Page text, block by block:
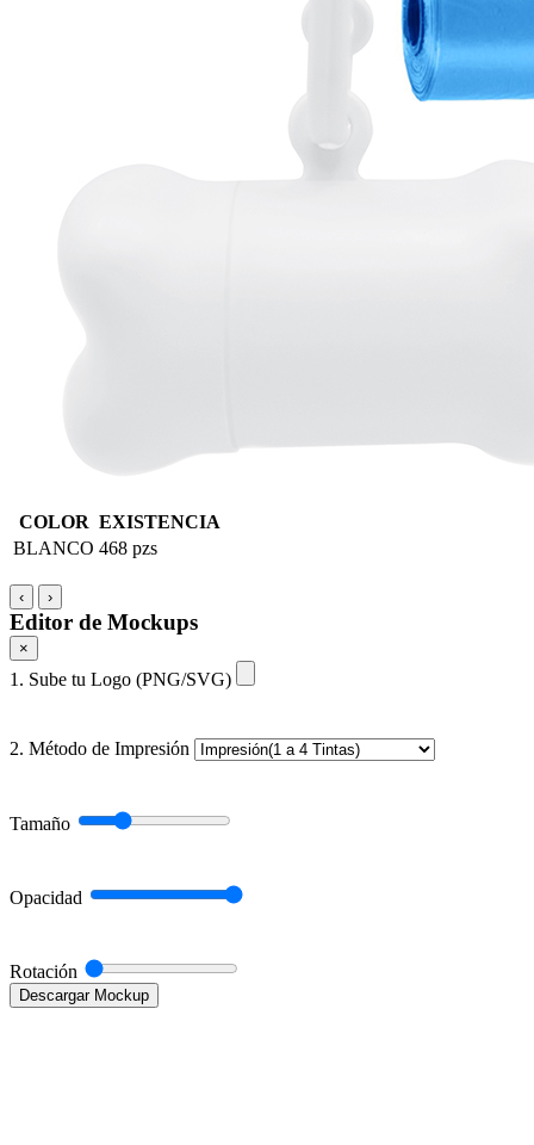
COLOR EXISTENCIA
BLANCO 468 pzs
‹ ›
Editor de Mockups
×
1. Sube tu Logo (PNG/SVG)
2. Método de Impresión
Tamaño
Opacidad
Rotación
Descargar Mockup